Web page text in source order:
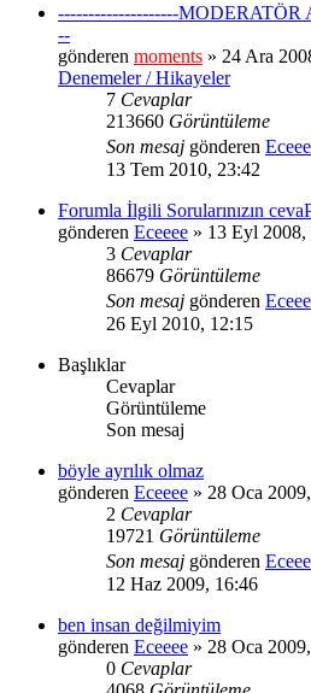
--------------------
--
gönderen moments » 24 Ara
Denemeler / Hikayeler
7 Cevaplar
213660 Görüntüleme
Son mesaj gönderen
13 Tem 2010, 23:42
Forumla İlgili Sorularınızın
gönderen Eceeee » 13 Eyl
3 Cevaplar
86679 Görüntüleme
Son mesaj gönderen
26 Eyl 2010, 12:15
Başlıklar
Cevaplar
Görüntüleme
Son mesaj
böyle ayrılık olmaz
gönderen Eceeee » 28 Oca
2 Cevaplar
19721 Görüntüleme
Son mesaj gönderen
12 Haz 2009, 16:46
ben insan değilmiyim
gönderen Eceeee » 28 Oca
0 Cevaplar